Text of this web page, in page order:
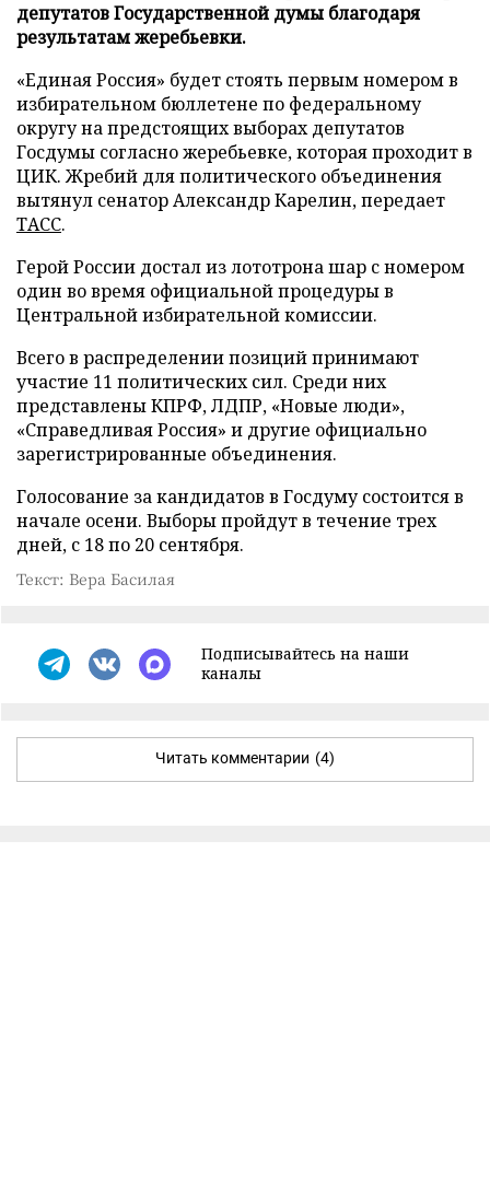
депутатов Государственной думы благодаря
результатам жеребьевки.
«Единая Россия» будет стоять первым номером в
избирательном бюллетене по федеральному
округу на предстоящих выборах депутатов
Госдумы согласно жеребьевке, которая проходит в
ЦИК. Жребий для политического объединения
вытянул сенатор Александр Карелин, передает
ТАСС.
Герой России достал из лототрона шар с номером
один во время официальной процедуры в
Центральной избирательной комиссии.
Всего в распределении позиций принимают
участие 11 политических сил. Среди них
представлены КПРФ, ЛДПР, «Новые люди»,
«Справедливая Россия» и другие официально
зарегистрированные объединения.
Голосование за кандидатов в Госдуму состоится в
начале осени. Выборы пройдут в течение трех
дней, с 18 по 20 сентября.
Текст: Вера Басилая
Подписывайтесь на наши
каналы
Читать комментарии (4)